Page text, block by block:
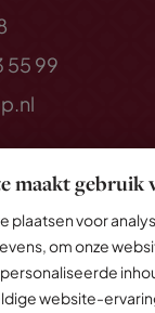
maakt gebruik
plaatsen voor
om onze
website-
55 99